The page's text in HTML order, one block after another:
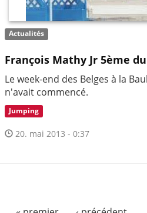
Actualités
François Mathy Jr 5ème
Le week-end des Belges à la
n'avait commencé.
Jumping
20. mai 2013 - 0:37